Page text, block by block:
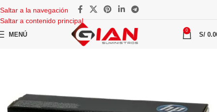
Saltar a la navegación
Saltar a contenido principal
MENÚ
0
S/